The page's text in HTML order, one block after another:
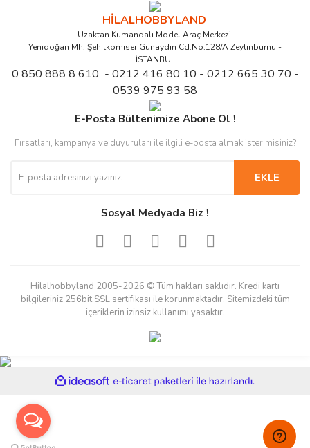
HİLALHOBBYLAND
Uzaktan Kumandalı Model Araç Merkezi
Yenidoğan Mh. Şehitkomiser Günaydın Cd.No:128/A Zeytinburnu -
İSTANBUL
0 850 888 8 610 - 0212 416 80 10 - 0212 665 30 70 -
0539 975 93 58
E-Posta Bültenimize Abone Ol !
Fırsatları, kampanya ve duyuruları ile ilgili e-posta almak ister misiniz?
EKLE
Sosyal Medyada Biz !
Hilalhobbyland 2005-2026 © Tüm hakları saklıdır. Kredi kartı
bilgileriniz 256bit SSL sertifikası ile korunmaktadır. Sitemizdeki tüm
içeriklerin izinsiz kullanımı yasaktır.
ideasoft
e-